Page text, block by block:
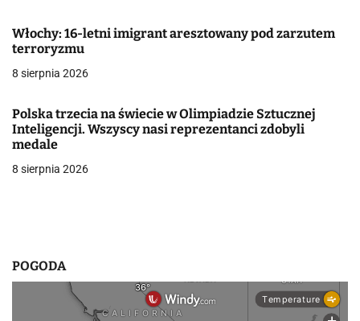
a
w
i
s
Włochy: 16-letni imigrant aresztowany pod zarzutem
terroryzmu
8 sierpnia 2026
Polska trzecia na świecie w Olimpiadzie Sztucznej
Inteligencji. Wszyscy nasi reprezentanci zdobyli
medale
8 sierpnia 2026
POGODA